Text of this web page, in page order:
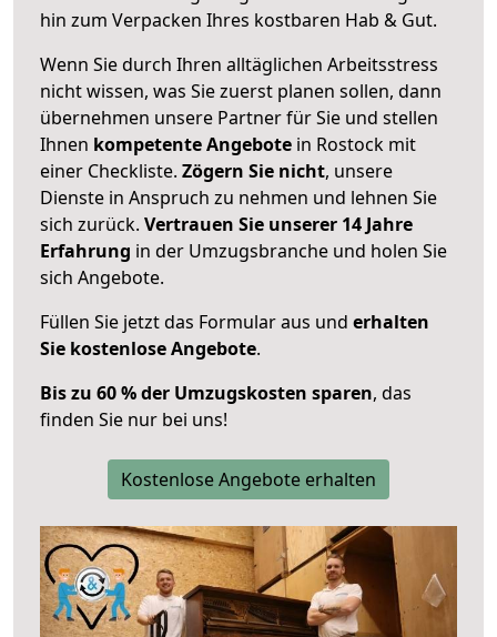
hin zum Verpacken Ihres kostbaren Hab & Gut.
Wenn Sie durch Ihren alltäglichen Arbeitsstress
nicht wissen, was Sie zuerst planen sollen, dann
übernehmen unsere Partner für Sie und stellen
Ihnen kompetente Angebote in Rostock mit
einer Checkliste. Zögern Sie nicht, unsere
Dienste in Anspruch zu nehmen und lehnen Sie
sich zurück. Vertrauen Sie unserer 14 Jahre
Erfahrung in der Umzugsbranche und holen Sie
sich Angebote.
Füllen Sie jetzt das Formular aus und erhalten
Sie kostenlose Angebote.
Bis zu 60 % der Umzugskosten sparen, das
finden Sie nur bei uns!
Kostenlose Angebote erhalten